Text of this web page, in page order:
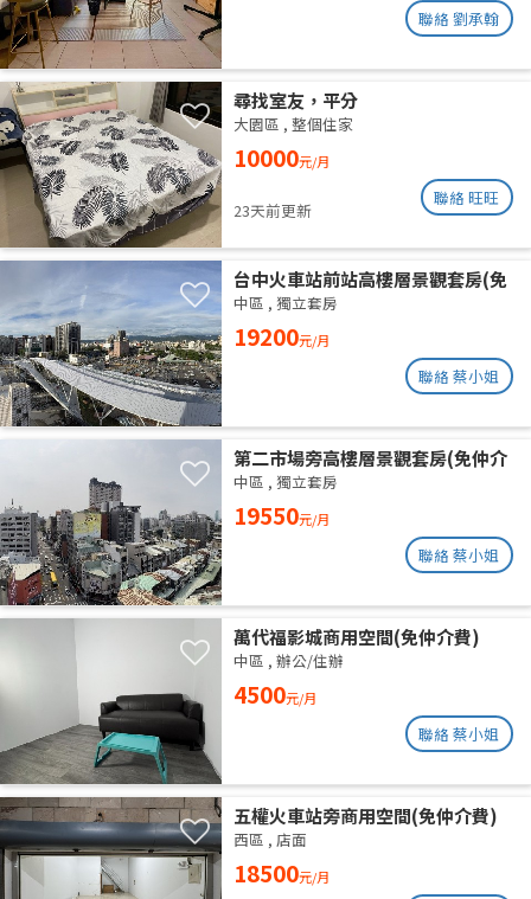
聯絡 劉承翰
尋找室友，平分
大園區 , 整個住家
10000元/月
23天前更新
聯絡 旺旺
台中火車站前站高樓層景觀套房(免
仲介費)
中區 , 獨立套房
19200元/月
聯絡 蔡小姐
第二市場旁高樓層景觀套房(免仲介
費)
中區 , 獨立套房
19550元/月
聯絡 蔡小姐
萬代福影城商用空間(免仲介費)
中區 , 辦公/住辦
4500元/月
聯絡 蔡小姐
五權火車站旁商用空間(免仲介費)
西區 , 店面
18500元/月